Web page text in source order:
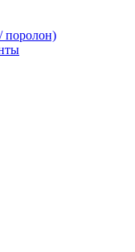
поролон)